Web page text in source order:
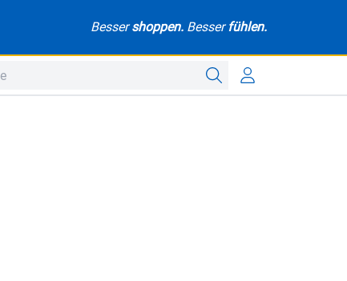
Bessershoppen. Besserfühlen.